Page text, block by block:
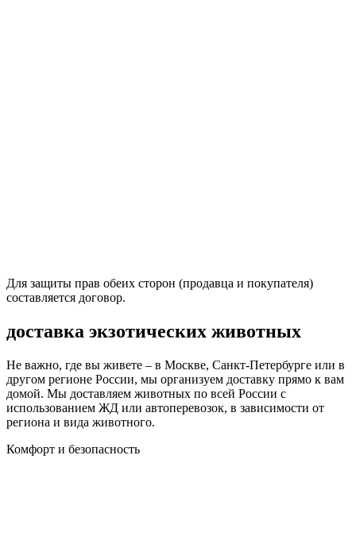
Для защиты прав обеих сторон (продавца и покупателя)
составляется договор.
доставка экзотических животных
Не важно, где вы живете – в Москве, Санкт-Петербурге или в
другом регионе России, мы организуем доставку прямо к вам
домой. Мы доставляем животных по всей России с
использованием ЖД или автоперевозок, в зависимости от
региона и вида животного.
Комфорт и безопасность